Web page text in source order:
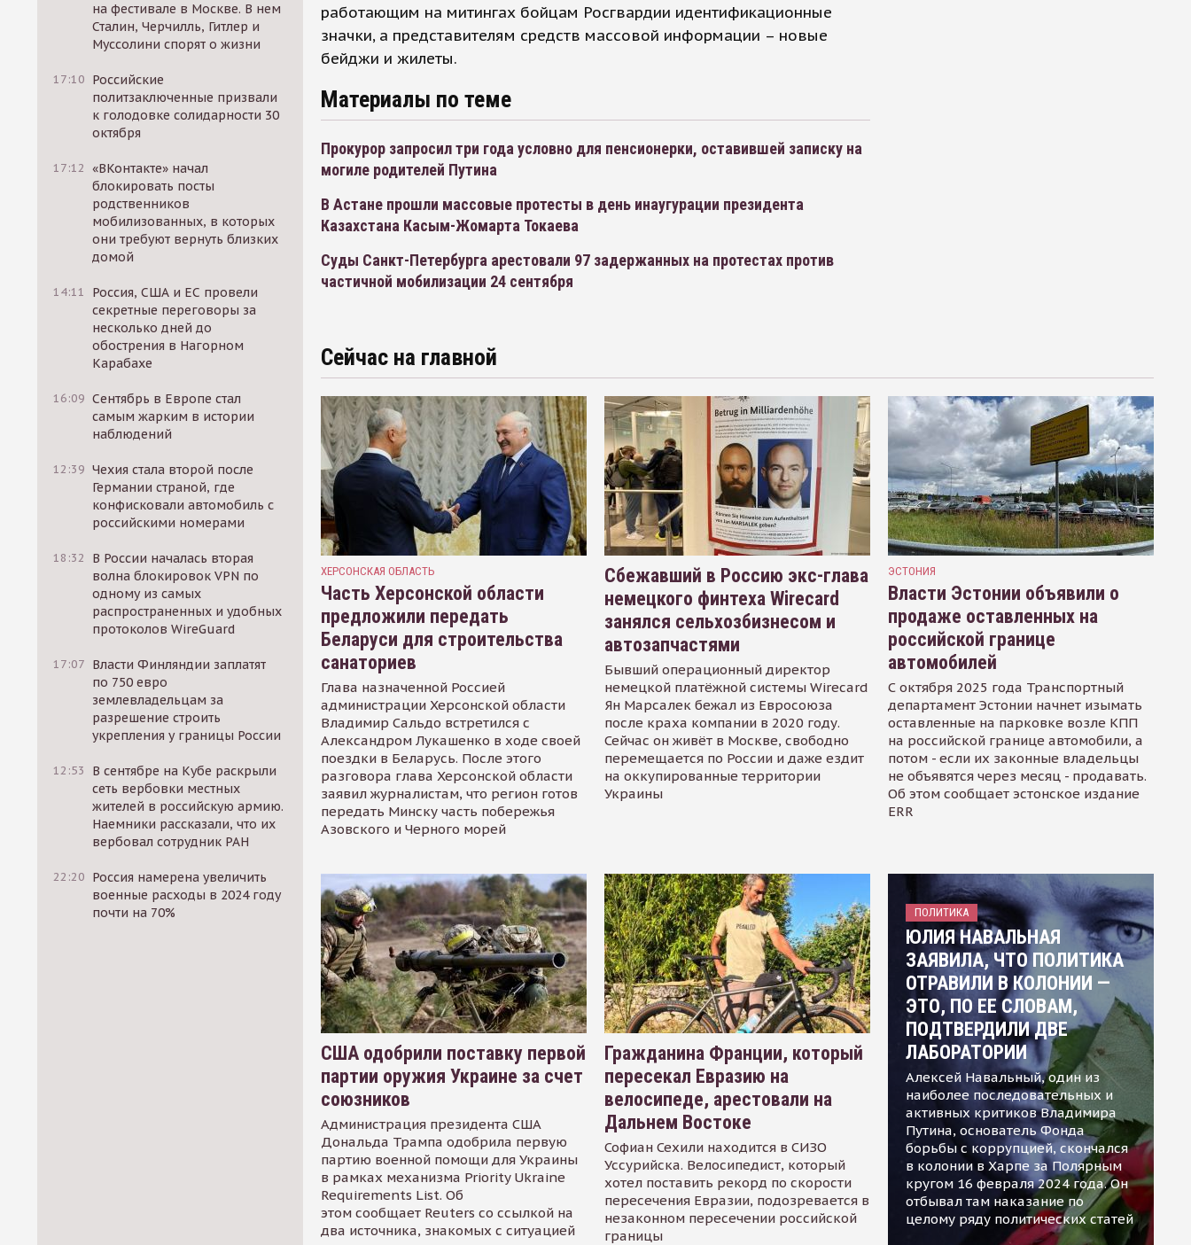
на фестивале в Москве. В нем
Сталин, Черчилль, Гитлер и
Муссолини спорят о жизни
17:10 Российские
политзаключенные призвали
к голодовке солидарности 30
октября
17:12 «ВКонтакте» начал
блокировать посты
родственников
мобилизованных, в которых
они требуют вернуть близких
домой
14:11
Россия, США и ЕС провели
секретные переговоры за
несколько дней до
обострения в Нагорном
Карабахе
16:09 Сентябрь в Европе стал
самым жарким в истории
наблюдений
12:39 Чехия стала второй после
Германии страной, где
конфисковали автомобиль с
российскими номерами
18:32
В России началась вторая
волна блокировок VPN по
одному из самых
распространенных и удобных
протоколов WireGuard
17:07 Власти Финляндии заплатят
по 750 евро
землевладельцам за
разрешение строить
укрепления у границы России
12:53
В сентябре на Кубе раскрыли
сеть вербовки местных
жителей в российскую армию.
Наемники рассказали, что их
вербовал сотрудник РАН
22:20 Россия намерена увеличить
военные расходы в 2024 году
почти на 70%
работающим на митингах бойцам Росгвардии идентификационные
значки, а представителям средств массовой информации – новые
бейджи и жилеты.
Материалы по теме
Прокурор запросил три года условно для пенсионерки, оставившей записку на
могиле родителей Путина
В Астане прошли массовые протесты в день инаугурации президента
Казахстана Касым-Жомарта Токаева
Суды Санкт-Петербурга арестовали 97 задержанных на протестах против
частичной мобилизации 24 сентября
Сейчас на главной
ХЕРСОНСКАЯ ОБЛАСТЬ
Часть Херсонской области
предложили передать
Беларуси для строительства
санаториев
Глава назначенной Россией
администрации Херсонской области
Владимир Сальдо встретился с
Александром Лукашенко в ходе своей
поездки в Беларусь. После этого
разговора глава Херсонской области
заявил журналистам, что регион готов
передать Минску часть побережья
Азовского и Черного морей
Сбежавший в Россию экс-глава
немецкого финтеха Wirecard
занялся сельхозбизнесом и
автозапчастями
Бывший операционный директор
немецкой платёжной системы Wirecard
Ян Марсалек бежал из Евросоюза
после краха компании в 2020 году.
Сейчас он живёт в Москве, свободно
перемещается по России и даже ездит
на оккупированные территории
Украины
ЭСТОНИЯ
Власти Эстонии объявили о
продаже оставленных на
российской границе
автомобилей
С октября 2025 года Транспортный
департамент Эстонии начнет изымать
оставленные на парковке возле КПП
на российской границе автомобили, а
потом - если их законные владельцы
не объявятся через месяц - продавать.
Об этом сообщает эстонское издание
ERR
США одобрили поставку первой
партии оружия Украине за счет
союзников
Администрация президента США
Дональда Трампа одобрила первую
партию военной помощи для Украины
в рамках механизма Priority Ukraine
Requirements List. Об
этом сообщает Reuters со ссылкой на
два источника, знакомых с ситуацией
Гражданина Франции, который
пересекал Евразию на
велосипеде, арестовали на
Дальнем Востоке
Софиан Сехили находится в СИЗО
Уссурийска. Велосипедист, который
хотел поставить рекорд по скорости
пересечения Евразии, подозревается в
незаконном пересечении российской
границы
ПОЛИТИКА
ЮЛИЯ НАВАЛЬНАЯ
ЗАЯВИЛА, ЧТО ПОЛИТИКА
ОТРАВИЛИ В КОЛОНИИ —
ЭТО, ПО ЕЕ СЛОВАМ,
ПОДТВЕРДИЛИ ДВЕ
ЛАБОРАТОРИИ
Алексей Навальный, один из
наиболее последовательных и
активных критиков Владимира
Путина, основатель Фонда
борьбы с коррупцией, скончался
в колонии в Харпе за Полярным
кругом 16 февраля 2024 года. Он
отбывал там наказание по
целому ряду политических статей